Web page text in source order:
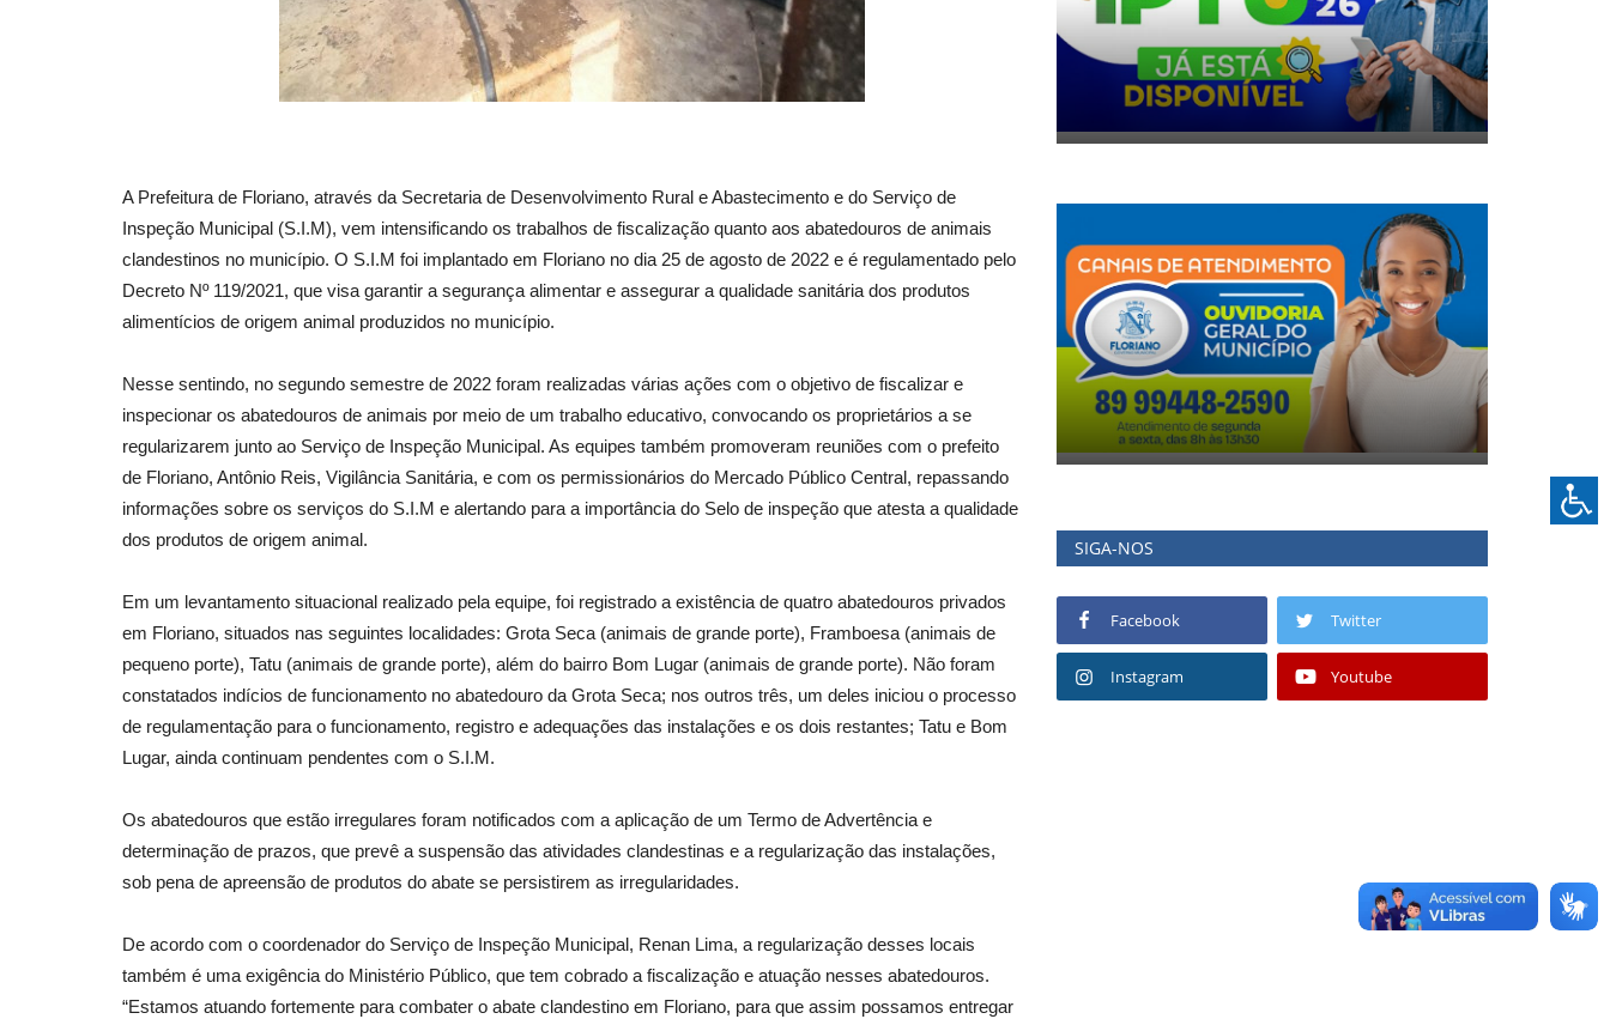
A Prefeitura de Floriano, através da Secretaria de Desenvolvimento Rural e Abastecimento e do Serviço de
Inspeção Municipal (S.I.M), vem intensificando os trabalhos de fiscalização quanto aos abatedouros de animais
clandestinos no município. O S.I.M foi implantado em Floriano no dia 25 de agosto de 2022 e é regulamentado pelo
Decreto Nº 119/2021, que visa garantir a segurança alimentar e assegurar a qualidade sanitária dos produtos
alimentícios de origem animal produzidos no município.
Nesse sentindo, no segundo semestre de 2022 foram realizadas várias ações com o objetivo de fiscalizar e
inspecionar os abatedouros de animais por meio de um trabalho educativo, convocando os proprietários a se
regularizarem junto ao Serviço de Inspeção Municipal. As equipes também promoveram reuniões com o prefeito
de Floriano, Antônio Reis, Vigilância Sanitária, e com os permissionários do Mercado Público Central, repassando
informações sobre os serviços do S.I.M e alertando para a importância do Selo de inspeção que atesta a qualidade
dos produtos de origem animal.
Em um levantamento situacional realizado pela equipe, foi registrado a existência de quatro abatedouros privados
em Floriano, situados nas seguintes localidades: Grota Seca (animais de grande porte), Framboesa (animais de
pequeno porte), Tatu (animais de grande porte), além do bairro Bom Lugar (animais de grande porte). Não foram
constatados indícios de funcionamento no abatedouro da Grota Seca; nos outros três, um deles iniciou o processo
de regulamentação para o funcionamento, registro e adequações das instalações e os dois restantes; Tatu e Bom
Lugar, ainda continuam pendentes com o S.I.M.
Os abatedouros que estão irregulares foram notificados com a aplicação de um Termo de Advertência e
determinação de prazos, que prevê a suspensão das atividades clandestinas e a regularização das instalações,
sob pena de apreensão de produtos do abate se persistirem as irregularidades.
De acordo com o coordenador do Serviço de Inspeção Municipal, Renan Lima, a regularização desses locais
também é uma exigência do Ministério Público, que tem cobrado a fiscalização e atuação nesses abatedouros.
“Estamos atuando fortemente para combater o abate clandestino em Floriano, para que assim possamos entregar
SIGA-NOS
Facebook Twitter
Instagram Youtube